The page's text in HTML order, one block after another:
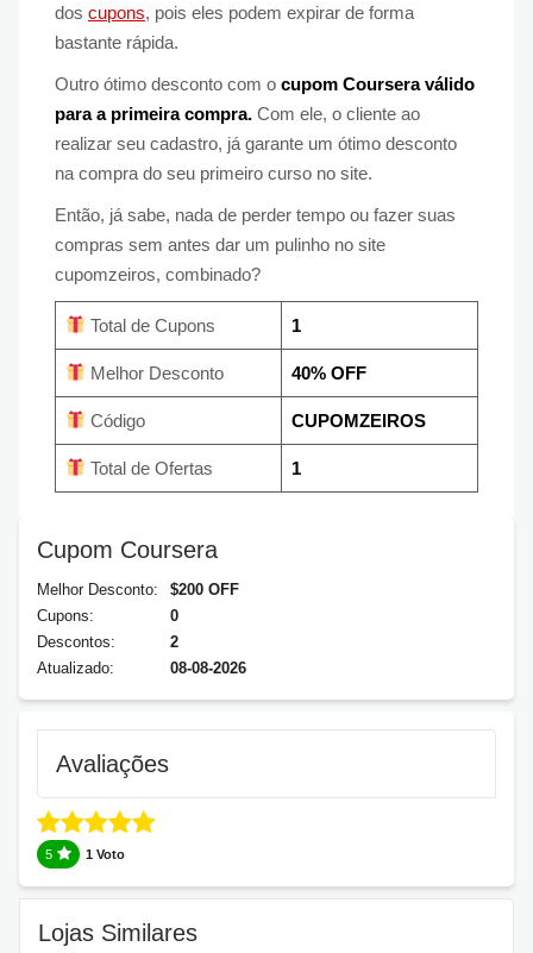
dos cupons, pois eles podem expirar de forma
bastante rápida.
Outro ótimo desconto com o cupom Coursera válido
para a primeira compra. Com ele, o cliente ao
realizar seu cadastro, já garante um ótimo desconto
na compra do seu primeiro curso no site.
Então, já sabe, nada de perder tempo ou fazer suas
compras sem antes dar um pulinho no site
cupomzeiros, combinado?
Total de Cupons 1
Melhor Desconto 40% OFF
Código CUPOMZEIROS
Total de Ofertas 1
Cupom Coursera
Melhor Desconto:
$200 OFF
Cupons:
0
Descontos:
2
Atualizado:
08-08-2026
Avaliações
5 1 Voto
Lojas Similares